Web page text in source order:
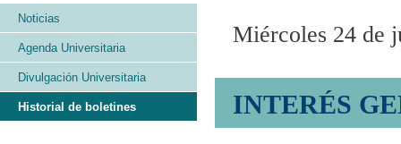
Miércoles 24 de
INTERÉS
Noticias
Agenda Universitaria
Divulgación Universitaria
Historial de boletines